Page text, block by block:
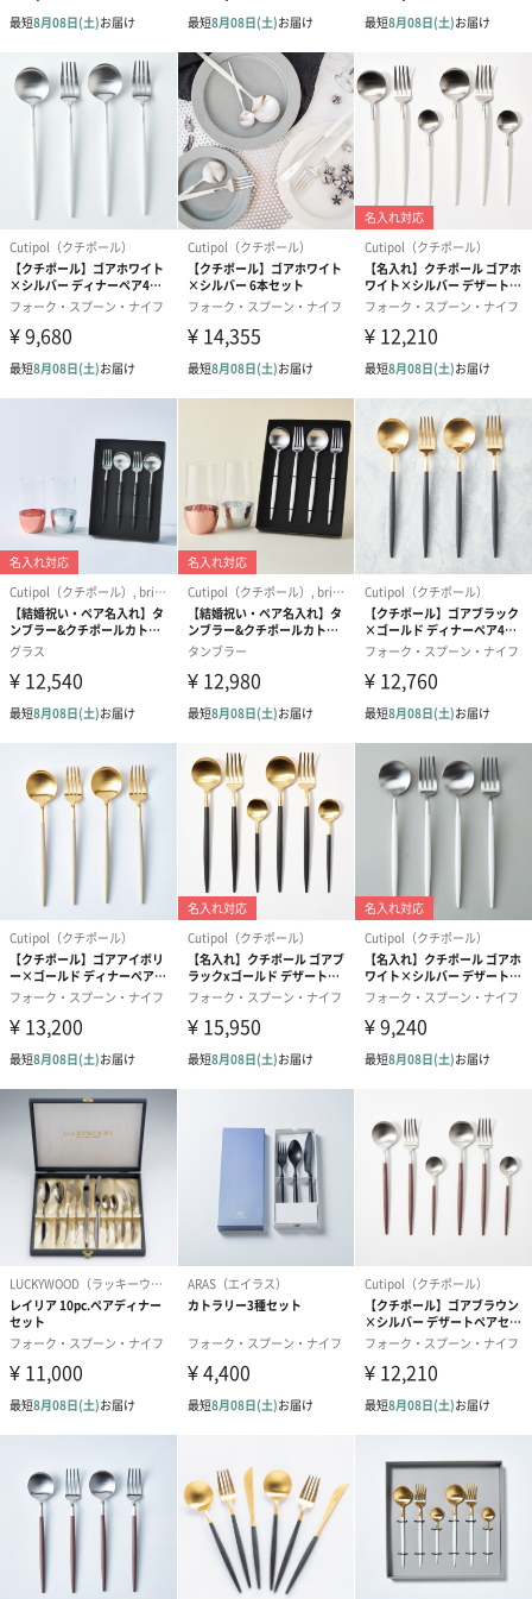
上げが可能となります。
ハンドメイドだからこそのあたたかみを感じられるカトラリーセ
ットです。
人間工学に基づいた設計
人が自然な状態で動ける環境や物を設計し、実際のデザインに役
立てる人間工学に基づいて設計されています。
そのため細くて華奢な柄と程よい重さのバランスがよく手にフィ
ットします。
「Cutipol（クチポール）」
ポルトガルのカトラリー専門ブランド
1920年代から、デザインから制作まで全て自社で行っています。
伝統的な技術と職人によって1本1本丁寧に作られているのが特徴
です。
家族経営から始まったブランドであるにも関わらず、今や世界中
から愛されるブランドです。
結婚祝いや目上の方やお世話になっている方へ
上品で洗練された贈り物
結婚祝いに実用的で、でもセンスのあるものを贈りたい・・・
品質とひと匙のデザインセンスを兼ね備えたこちらのセットはそ
んな願いを叶えてくれます。
いいものを知っている上司の方や長年お世話になっている方、目
上の方への贈り物にも。
商品詳細情報
素材／繊維
サイズ
ディナーフォーク×2 各21.4cm
ディナースプーン×2 各21.2cm
食洗機利用
可能
商品オプション情報
お届けボックスオプション
配送用のダンボールを装飾いたします。お相手のご住所に直接お
送りする際に人気のオプションです。お相手に直接手渡しする場
合は、紙袋との併用もおすすめです。